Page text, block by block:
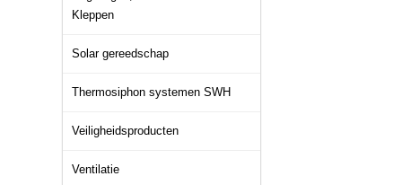
Kleppen
Solar gereedschap
Thermosiphon systemen SWH
Veiligheidsproducten
Ventilatie